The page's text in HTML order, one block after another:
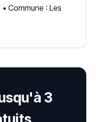
Commune : Les
3